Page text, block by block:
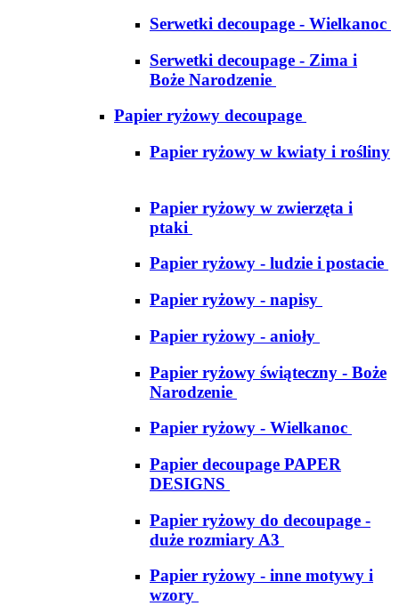
Serwetki decoupage - Wielkanoc
Serwetki decoupage - Zima i
Boże Narodzenie
Papier ryżowy decoupage
Papier ryżowy w kwiaty i rośliny
Papier ryżowy w zwierzęta i
ptaki
Papier ryżowy - ludzie i postacie
Papier ryżowy - napisy
Papier ryżowy - anioły
Papier ryżowy świąteczny - Boże
Narodzenie
Papier ryżowy - Wielkanoc
Papier decoupage PAPER
DESIGNS
Papier ryżowy do decoupage -
duże rozmiary A3
Papier ryżowy - inne motywy i
wzory